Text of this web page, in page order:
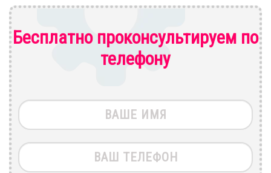
Бесплатно проконсультируем по
телефону